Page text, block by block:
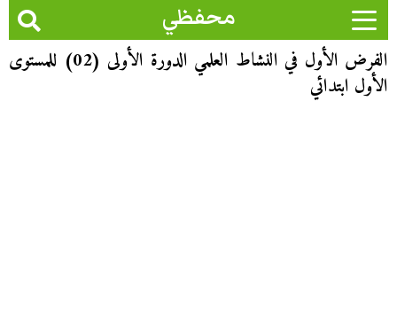
محفظي
الفرض الأول في النشاط العلمي الدورة الأولى (02) للمستوى
الأول ابتدائي